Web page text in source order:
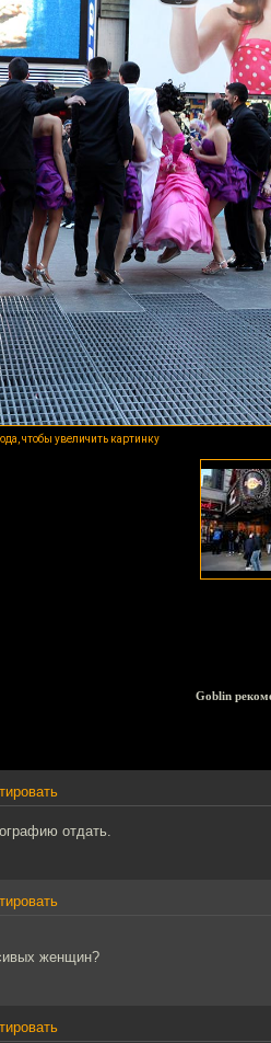
чтобы увеличить картинку
Goblin
отдать.
женщин?